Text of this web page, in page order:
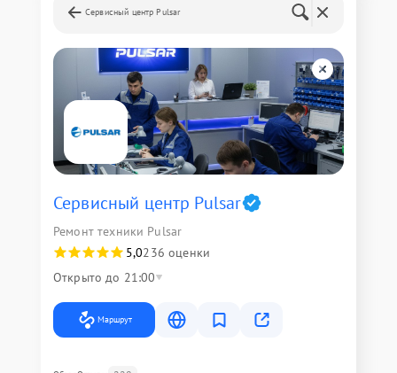
Сервисный центр Pulsar
Сервисный центр Pulsar
Ремонт техники Pulsar
5,0236 оценки
Открыто до 21:00
Маршрут